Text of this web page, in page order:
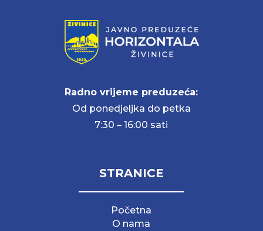
Radno vrijeme preduzeća:
Od ponedjeljka do petka
7:30 – 16:00 sati
STRANICE
Početna
O nama